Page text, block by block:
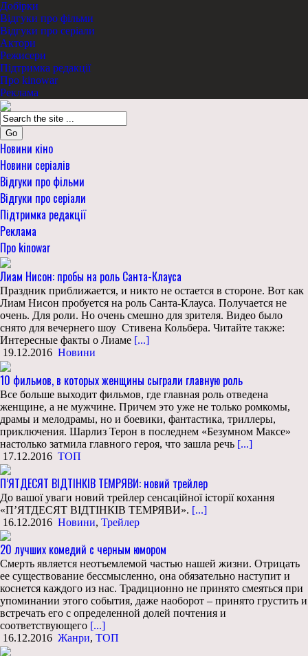
Добірки
Відгуки про фільми
Відгуки про серіали
Актори
Режисери
Підтримка редакції
Про kinowar
Реклама
Go
Новини кіно
Новини серіалів
Відгуки про фільми
Відгуки про серіали
Підтримка редакції
Реклама
Про kinowar
Лиам Нисон: пробы на роль Санта-Клауса
Праздник приближается, и никто не остается в стороне. Вот как
Лиам Нисон пробуется на роль Санта-Клауса. Получается не
очень. Для роли. Но очень смешно для зрителя. Видео было
снято для вечернего шоу Стивена Кольбера. Читайте также:
Интересные факты о Лиаме [...]
19.12.2016 Новини
10 фильмов, в которых женщины сыграли главную роль
Все больше выходит фильмов, где главная роль отведена
женщине, а не мужчине. Причем это уже не только ромкомы,
драмы и мелодрамы, но и боевики, фантастика, триллеры,
приключения. Шарлиз Терон в последнем «Безумном Максе»
настолько затмила главного героя, что зашла речь [...]
17.12.2016 ТОП
П’ЯТДЕСЯТ ВІДТІНКІВ ТЕМРЯВИ: новий трейлер
До вашої уваги новий трейлер сенсаційної історії кохання
«П’ЯТДЕСЯТ ВІДТІНКІВ ТЕМРЯВИ». [...]
16.12.2016 Новини, Трейлер
20 лучших комедий с черным юмором
Смерть является неотъемлемой частью нашей жизни. Отрицать
ее существование бессмысленно, она обязательно наступит и
коснется каждого из нас. Традиционно не принято смеяться при
упоминании этого события, даже наоборот – принято грустить и
встречать его с определенной долей почтения и
соответствующего [...]
16.12.2016 Жанри, ТОП